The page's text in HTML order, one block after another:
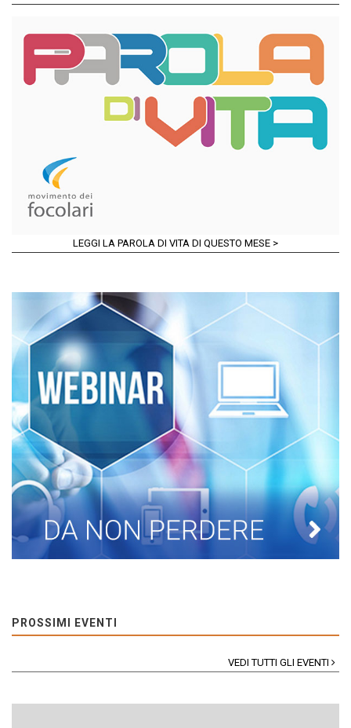
LEGGI LA PAROLA DI VITA DI QUESTO MESE >
PROSSIMI EVENTI
VEDI TUTTI GLI EVENTI